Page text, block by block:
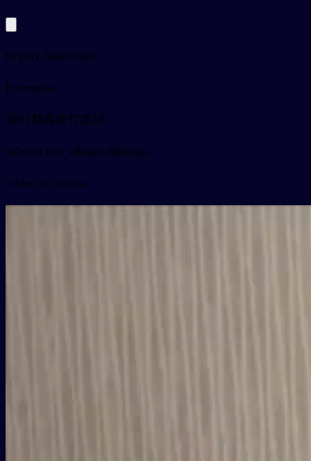
to play basketball
Exemplos
我们都喜欢打篮球
wǒmen dōu xǐhuan dǎlánqiú
Vídeo do cartão